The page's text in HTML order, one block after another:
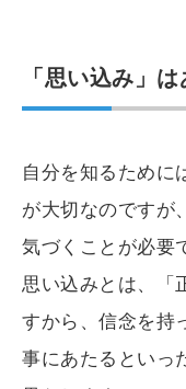
「思い込み」
自分を知るために
が大切なのですが
気づくことが必要
思い込みとは、「
すから、信念を持
事にあたるといっ